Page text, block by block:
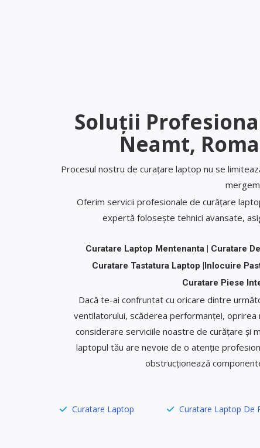
Soluții
Neamt,
Procesul nostru de curațare laptop nu se
Oferim servicii profesionale de curățare
expertă folosește tehnici avansate,
Curatare Laptop Mentenanta | Curatare
Curatare Tastatura Laptop |Inlocuire
Curatare Piese
Dacă te-ai confruntat cu oricare dintre
ventilatorului, scăderea performanței,
considerare serviciile noastre de curățare și
laptopul tău are nevoie de o atenție
obstrucționează
Curatare Laptop Curatare Laptop De